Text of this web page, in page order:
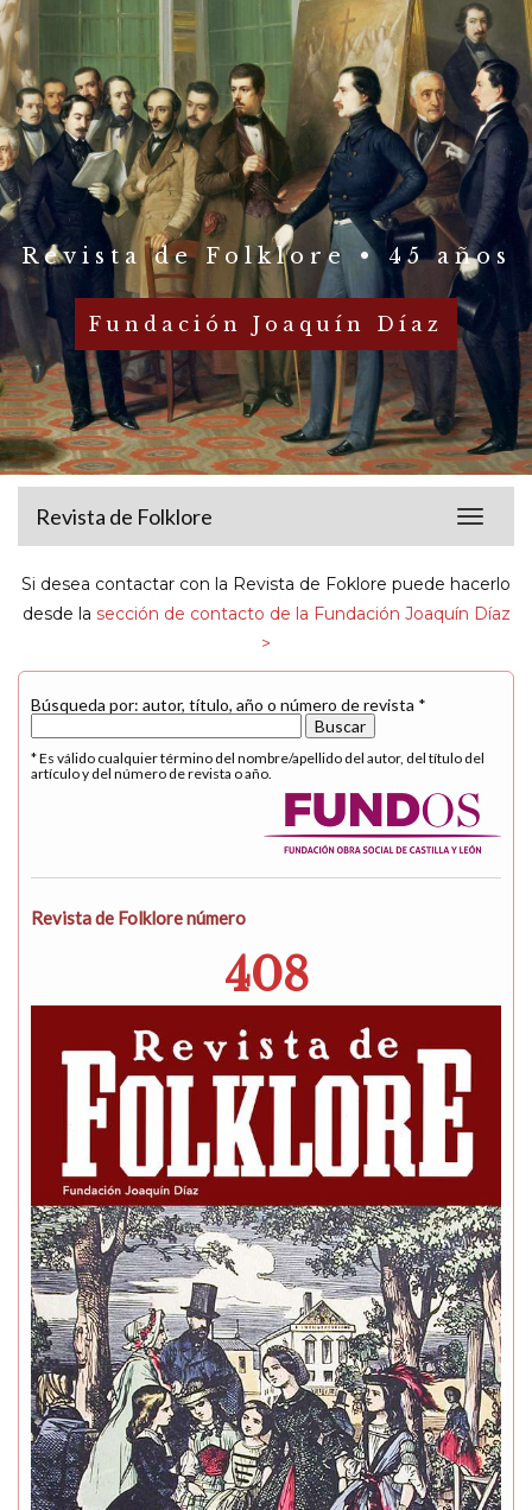
Revista de Folklore • 45 años
Fundación Joaquín Díaz
Toggle
Revista de Folklore
Si desea contactar con la Revista de Foklore puede hacerlo
desde la sección de contacto de la Fundación Joaquín Díaz
>
Búsqueda por: autor, título, año o número de revista *
* Es válido cualquier término del nombre/apellido del autor, del título del
artículo y del número de revista o año.
Revista de Folklore número
408